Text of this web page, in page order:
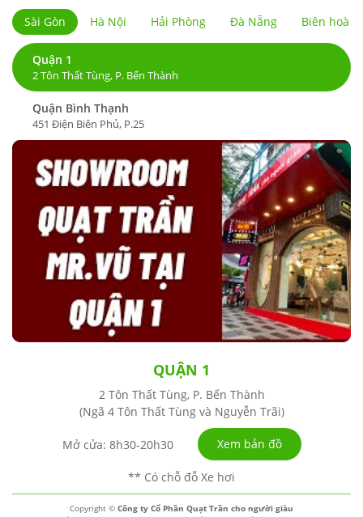
Sài Gòn Hà Nội Hải Phòng Đà Nẵng Biên hoà
Quận 1
2 Tôn Thất Tùng, P. Bến Thành
Quận Bình Thạnh
451 Điện Biên Phủ, P.25
QUẬN 1
2 Tôn Thất Tùng, P. Bến Thành
(Ngã 4 Tôn Thất Tùng và Nguyễn Trãi)
Mở cửa: 8h30-20h30 Xem bản đồ
** Có chỗ đỗ Xe hơi
Copyright © Công ty Cổ Phần Quạt Trần cho người giàu